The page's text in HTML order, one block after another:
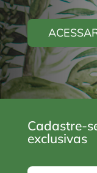
Cadastre-
exclusivas